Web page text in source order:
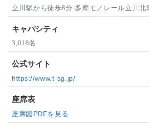
立川駅から徒歩8分 多摩モノレール立川北
キャパシティ
3,018名
公式サイト
https://www.t-sg.jp/
座席表
座席図PDFを見る